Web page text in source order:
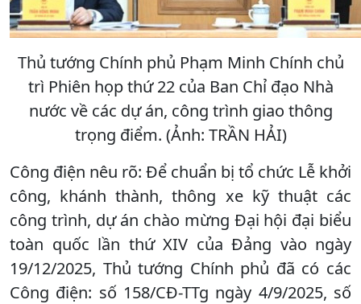
Thủ tướng Chính phủ Phạm Minh Chính chủ
trì Phiên họp thứ 22 của Ban Chỉ đạo Nhà
nước về các dự án, công trình giao thông
trọng điểm. (Ảnh: TRẦN HẢI)
Công điện nêu rõ: Để chuẩn bị tổ chức Lễ khởi
công, khánh thành, thông xe kỹ thuật các
công trình, dự án chào mừng Đại hội đại biểu
toàn quốc lần thứ XIV của Đảng vào ngày
19/12/2025, Thủ tướng Chính phủ đã có các
Công điện: số 158/CĐ-TTg ngày 4/9/2025, số